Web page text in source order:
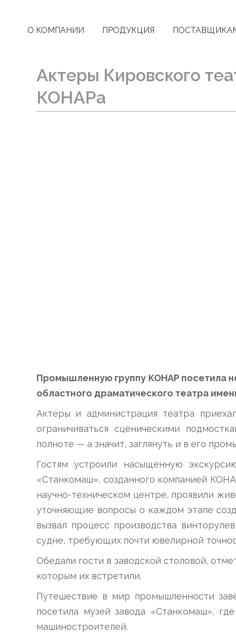
О КОМПАНИИ ПРОДУКЦИЯ
Актеры Кировского
КОНАРа
Промышленную группу КОНАР посетила
областного драматического театра
Актеры и администрация театра
ограничиваться сценическими
полноте — а значит, заглянуть и в его
Гостям устроили насыщенную
«Станкомаш», созданного компанией
научно-техническом центре, проявили
уточняющие вопросы о каждом этапе
вызвал процесс производства
судне, требующих почти ювелирной
Обедали гости в заводской столовой,
которым их встретили.
Путешествие в мир промышленности
посетила музей завода «Станкомаш»,
машиностроителей.